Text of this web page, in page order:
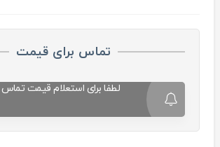
تماس برای قیمت
لطفا برای استعلام قیمت تماس